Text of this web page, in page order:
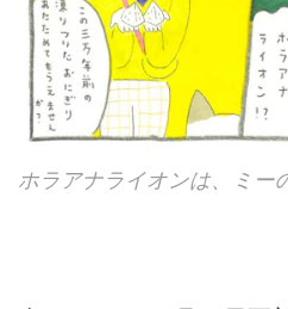
ホラアナライオンは、ミー